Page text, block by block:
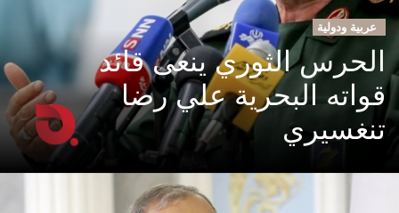
عربية ودولية
الحرس الثوري ينعى قائد
قواته البحرية علي رضا
تنغسيري